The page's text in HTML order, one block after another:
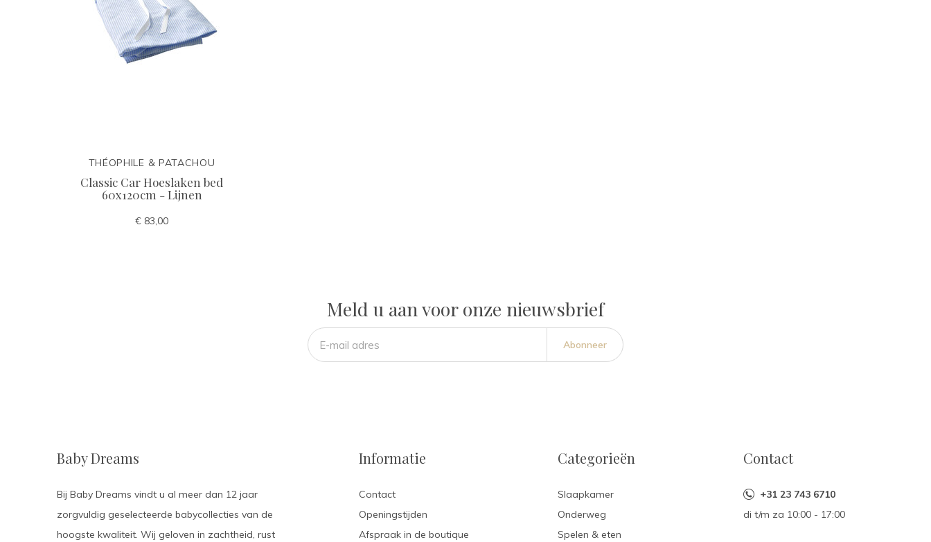
THÉOPHILE & PATACHOU
Classic Car Hoeslaken bed
60x120cm - Lijnen
€ 83,00
Meld u aan voor onze nieuwsbrief
Abonneer
Baby Dreams
Bij Baby Dreams vindt u al meer dan 12 jaar
zorgvuldig geselecteerde babycollecties van de
hoogste kwaliteit. Wij geloven in zachtheid, rust
Informatie
Contact
Openingstijden
Afspraak in de boutique
Categorieën
Slaapkamer
Onderweg
Spelen & eten
Contact
+31 23 743 6710
di t/m za 10:00 - 17:00